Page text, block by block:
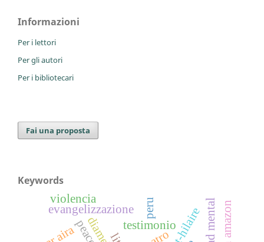
Informazioni
Per i lettori
Per gli autori
Per i bibliotecari
Fai una proposta
Keywords
testimonio
evangelizzazione peru
violencia